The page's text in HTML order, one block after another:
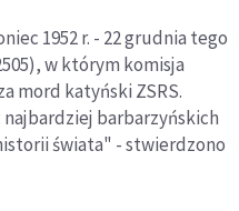
1952 r. - 22 grudnia tego
w którym komisja
mord katyński ZSRS.
najbardziej barbarzyńskich
świata" - stwierdzono